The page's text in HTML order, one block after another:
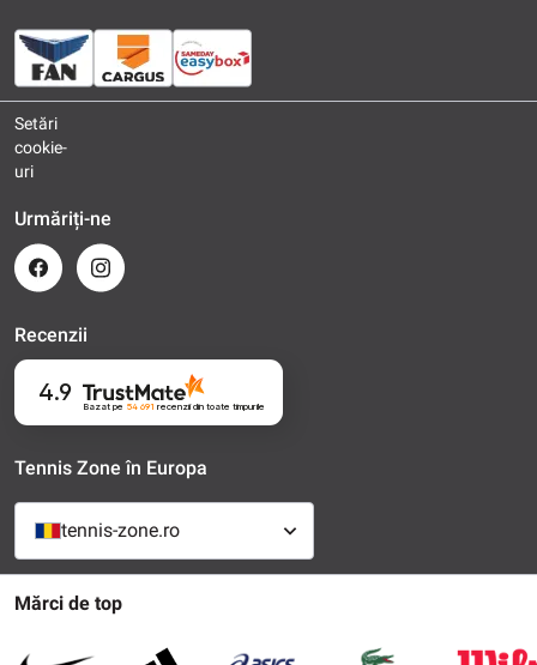
Mărci de top
Setări
cookie-
uri
Urmăriți-ne
Recenzii
4.9
Bazat pe 54 691 recenziidin toate timpurile
Tennis Zone în Europa
tennis-zone.ro